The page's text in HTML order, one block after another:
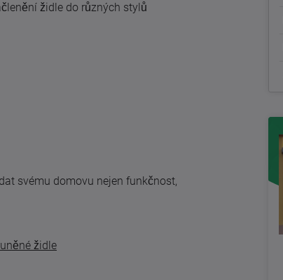
židle do různých stylů
svému domovu nejen funkčnost,
židle